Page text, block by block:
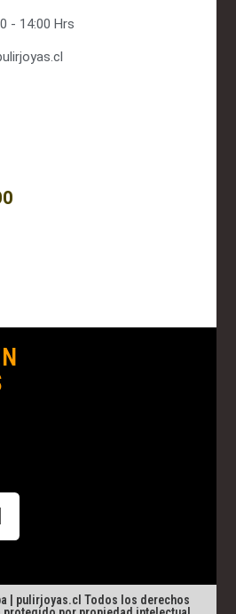
- 14:00 Hrs
| pulirjoyas.cl Todos los derechos